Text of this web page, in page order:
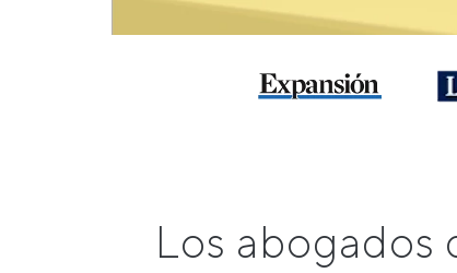
Los abogados